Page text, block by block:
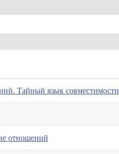
Тайный язык совместимости
отношений